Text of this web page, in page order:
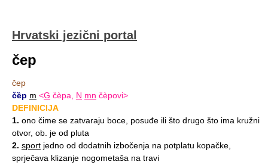
Hrvatski jezični portal
čep
čep
čȅp m <G čèpa, N mn čèpovi>
DEFINICIJA
1. ono čime se zatvaraju boce, posuđe ili što drugo što ima kružni
otvor, ob. je od pluta
2. sport jedno od dodatnih izbočenja na potplatu kopačke,
sprječava klizanje nogometaša na travi